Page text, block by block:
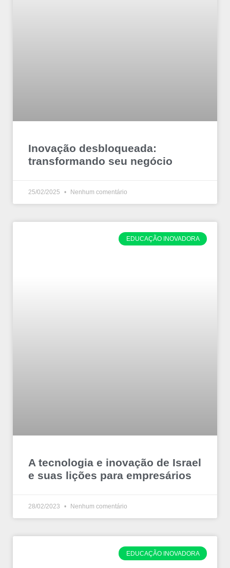
Inovação desbloqueada:
transformando seu negócio
25/02/2025 Nenhum comentário
EDUCAÇÃO INOVADORA
A tecnologia e inovação de Israel
e suas lições para empresários
28/02/2023 Nenhum comentário
EDUCAÇÃO INOVADORA